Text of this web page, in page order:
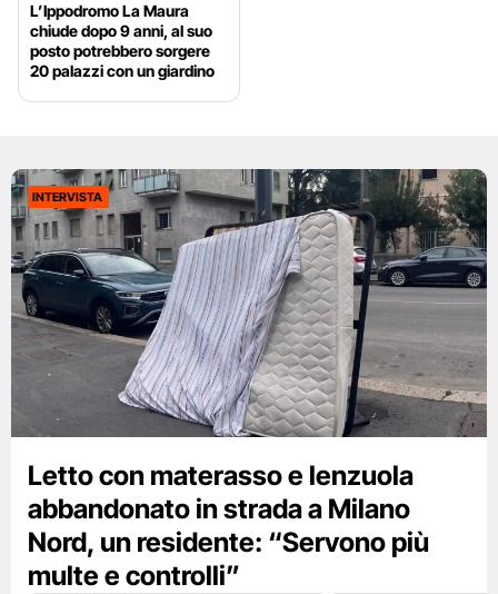
L’Ippodromo La Maura
chiude dopo 9 anni, al suo
posto potrebbero sorgere
20 palazzi con un giardino
INTERVISTA
Letto con materasso e lenzuola
abbandonato in strada a Milano
Nord, un residente: “Servono più
multe e controlli”